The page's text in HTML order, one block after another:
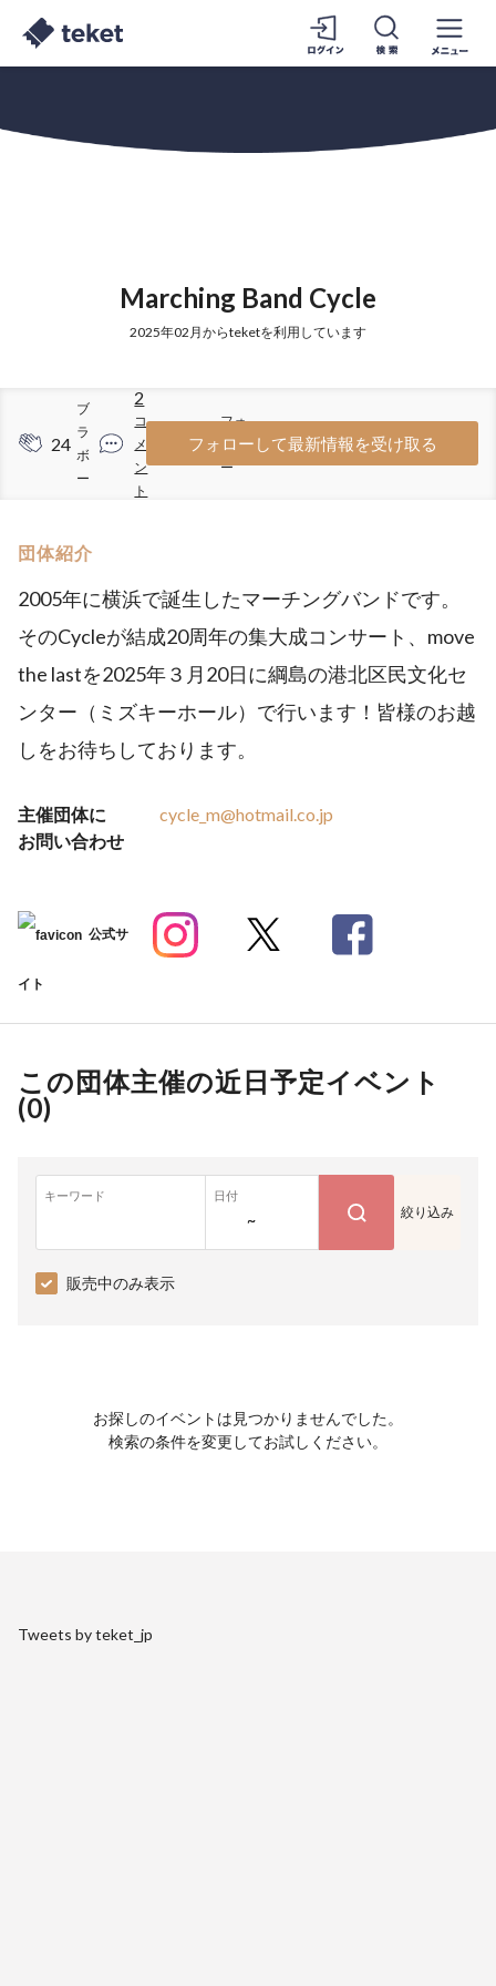
Marching Band Cycle
2025年02月からteketを利用しています
24
ブ
ラ
ボ
ー
2
コ
メ
ン
ト
10
フォ
ロワ
ー
フォローして最新情報を受け取る
団体紹介
2005年に横浜で誕生したマーチングバンドです。
そのCycleが結成20周年の集大成コンサート、move
the lastを2025年３月20日に綱島の港北区民文化セ
ンター（ミズキーホール）で行います！皆様のお越
しをお待ちしております。
主催団体に
お問い合わせ
cycle_m@hotmail.co.jp
公式サ
イト
この団体主催の近日予定イベント
(0)
キーワード 日付
~ 絞り込み
販売中のみ表示
お探しのイベントは見つかりませんでした。
検索の条件を変更してお試しください。
Tweets by teket_jp